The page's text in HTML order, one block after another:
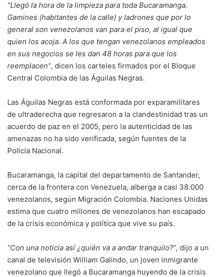
“Llegó la hora de la limpieza para toda Bucaramanga.
Gamines (habitantes de la calle) y ladrones que por lo
general son venezolanos van para el piso, al igual que
quien los acoja. A los que tengan venezolanos empleados
en sus negocios se les dan 48 horas para que los
reemplacen”, dicen los carteles firmados por el Bloque
Central Colombia de las Águilas Negras.
Las Águilas Negras está conformada por exparamilitares
de ultraderecha que regresaron a la clandestinidad tras un
acuerdo de paz en el 2005, pero la autenticidad de las
amenazas no ha sido verificada, según fuentes de la
Policía Nacional.
Bucaramanga, la capital del departamento de Santander,
cerca de la frontera con Venezuela, alberga a casi 38.000
venezolanos, según Migración Colombia. Naciones Unidas
estima que cuatro millones de venezolanos han escapado
de la crisis económica y política que vive su país.
“Con una noticia así ¿quién va a andar tranquilo?”, dijo a un
canal de televisión William Galindo, un joven inmigrante
venezolano que llegó a Bucaramanga huyendo de la crisis